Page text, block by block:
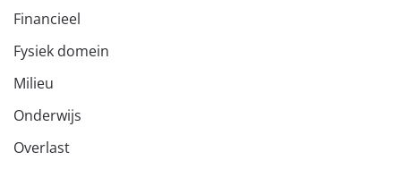
Financieel
Fysiek domein
Milieu
Onderwijs
Overlast